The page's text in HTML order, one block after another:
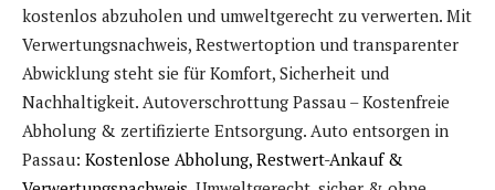
kostenlos abzuholen und umweltgerecht zu verwerten. Mit
Verwertungsnachweis, Restwertoption und transparenter
Abwicklung steht sie für Komfort, Sicherheit und
Nachhaltigkeit. Autoverschrottung Passau – Kostenfreie
Abholung & zertifizierte Entsorgung. Auto entsorgen in
Passau: Kostenlose Abholung, Restwert-Ankauf &